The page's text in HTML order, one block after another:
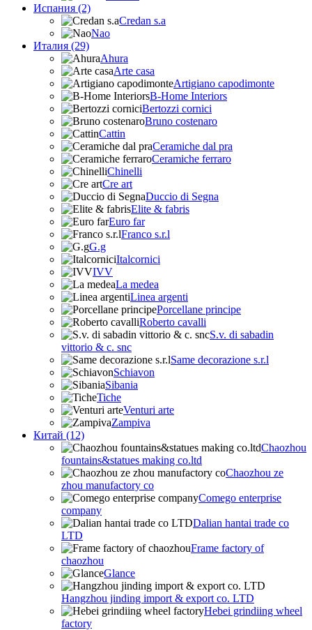
Испания (2)
Credan s.a
Nao
Италия (29)
Ahura
Arte casa
Artigiano capodimonte
B-Home Interiors
Bertozzi cornici
Bruno costenaro
Cattin
Ceramiche dal pra
Ceramiche ferraro
Chinelli
Cre art
Duccio di Segna
Elite & fabris
Euro far
Franco s.r.l
G.g
Italcornici
IVV
La medea
Linea argenti
Porcellane principe
Roberto cavalli
S.v. di sabadin
vittorio & c. snc
Same decorazione s.r.l
Schiavon
Sibania
Tiche
Venturi arte
Zampiva
Китай (12)
Chaozhou
fountains&statues making co.ltd
Chaozhou ze
zhou manufactory co
Comego enterprise
company
Dalian hantai trade co
LTD
Frame factory of
chaozhou
Glance
Hangzhou jinding import & export co. LTD
Hebei grindiing wheel
factory